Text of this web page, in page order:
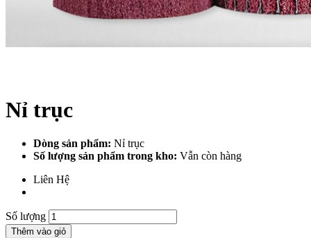
Nỉ trục
Dòng sản phẩm: Nỉ trục
Số lượng sản phẩm trong kho: Vẫn còn hàng
Liên Hệ
Số lượng
Thêm vào giỏ